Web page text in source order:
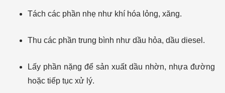
Tách các phần nhẹ như khí hóa lỏng, xăng.
Thu các phần trung bình như dầu hỏa, dầu diesel.
Lấy phần nặng để sản xuất dầu nhờn, nhựa đường
hoặc tiếp tục xử lý.